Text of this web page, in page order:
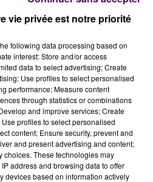
la bonne recette.
Ce
3 permet aux voitures de
les moteurs"assure Cyril
EN PISTE
"Porsche Pink Pig"a pu
dont le réservoir a été
"En tant que
assez sceptique. Mais
performances, et surtout
vie privée est notre priorité
following data processing based on
interest: Store and/or access
data to select advertising; Create
Use profiles to select personalised
performance; Measure content
through statistics or combinations
and improve services; Create
profiles to select personalised
content; Ensure security, prevent and
and present advertising and content;
choices. These technologies may
address and browsing data to offer
devices based on information actively